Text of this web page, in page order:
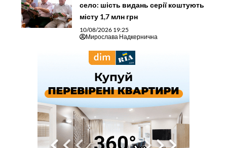
село: шість видань серії коштують
місту 1,7 млн грн
10/08/2026 19:25
Мирослава Надкернична